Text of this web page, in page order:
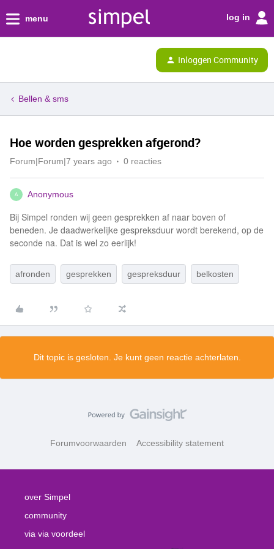
menu log in
Inloggen Community
Bellen & sms
Hoe worden gesprekken afgerond?
Forum|Forum|7 years ago 0 reacties
A Anonymous
Bij Simpel ronden wij geen gesprekken af naar boven of
beneden. Je daadwerkelijke gespreksduur wordt berekend, op de
seconde na. Dat is wel zo eerlijk!
afronden gesprekken gespreksduur belkosten
Dit topic is gesloten. Je kunt geen reactie achterlaten.
Forumvoorwaarden Accessibility statement
over Simpel
community
via via voordeel